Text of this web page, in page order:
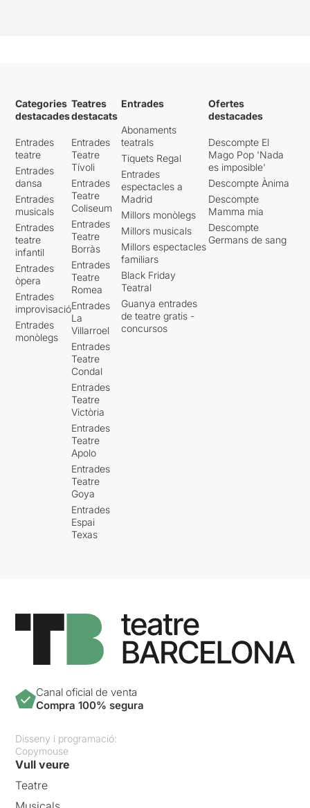
Categories
destacades
Entrades
teatre
Entrades
dansa
Entrades
musicals
Entrades
teatre
infantil
Entrades
òpera
Entrades
improvisació
Entrades
monòlegs
Teatres
destacats
Entrades
Teatre
Tívoli
Entrades
Teatre
Coliseum
Entrades
Teatre
Borràs
Entrades
Teatre
Romea
Entrades
La
Villarroel
Entrades
Teatre
Condal
Entrades
Teatre
Victòria
Entrades
Teatre
Apolo
Entrades
Teatre
Goya
Entrades
Espai
Texas
Entrades
Abonaments
teatrals
Tiquets Regal
Entrades
espectacles a
Madrid
Millors monòlegs
Millors musicals
Millors espectacles
familiars
Black Friday
Teatral
Guanya entrades
de teatre gratis -
concursos
Ofertes
destacades
Descompte El
Mago Pop 'Nada
es imposible'
Descompte Ànima
Descompte
Mamma mia
Descompte
Germans de sang
Canal oficial de venta
Compra 100% segura
Disseny i programació:
Copymouse
Vull veure
Teatre